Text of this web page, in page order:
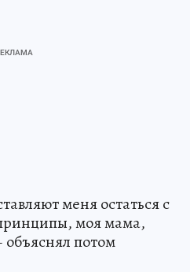
меня остаться с
моя мама,
объяснял потом